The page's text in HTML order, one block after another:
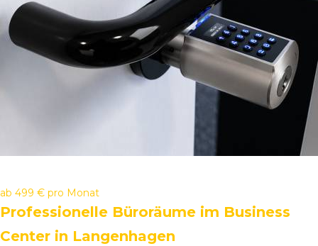
ab 499 € pro Monat
Professionelle Büroräume im Business
Center in Langenhagen